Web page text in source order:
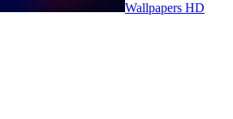
Wallpapers HD